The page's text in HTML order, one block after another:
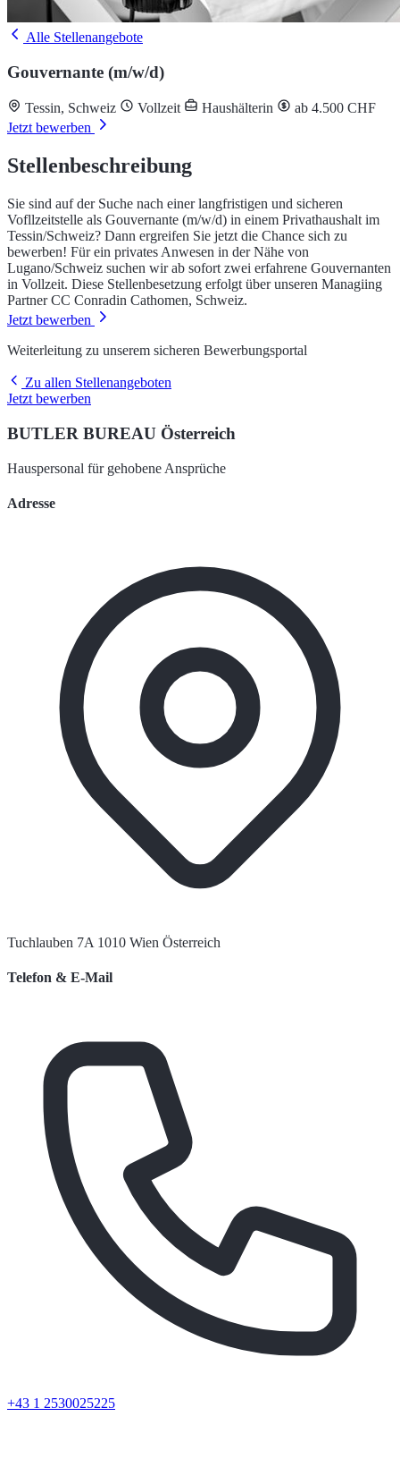
Alle Stellenangebote
Gouvernante (m/w/d)
Tessin, Schweiz Vollzeit Haushälterin
ab 4.500 CHF
Jetzt bewerben
Stellenbeschreibung
Sie sind auf der Suche nach einer langfristigen und sicheren
Vofllzeitstelle als Gouvernante (m/w/d) in einem Privathaushalt im
Tessin/Schweiz? Dann ergreifen Sie jetzt die Chance sich zu
bewerben! Für ein privates Anwesen in der Nähe von
Lugano/Schweiz suchen wir ab sofort zwei erfahrene Gouvernanten
in Vollzeit. Diese Stellenbesetzung erfolgt über unseren Managiing
Partner CC Conradin Cathomen, Schweiz.
Jetzt bewerben
Weiterleitung zu unserem sicheren Bewerbungsportal
Zu allen Stellenangeboten
Jetzt bewerben
BUTLER BUREAU Österreich
Hauspersonal für gehobene Ansprüche
Adresse
Tuchlauben 7A 1010 Wien Österreich
Telefon & E-Mail
+43 1 2530025225